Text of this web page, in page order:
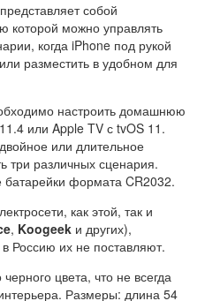
представляет собой
которой можно управлять
когда iPhone под рукой
разместить в удобном для
настроить домашнюю
или Apple TV с tvOS 11.
или длительное
три различных сценария.
формата CR2032.
как этой, так и
, Koogeek и других),
Россию их не поставляют.
цвета, что не всегда
Размеры: длина 54